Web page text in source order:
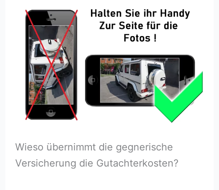
Wieso übernimmt die gegnerische
Versicherung die Gutachterkosten?